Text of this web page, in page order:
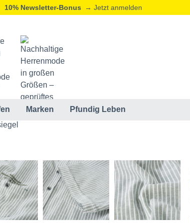
10% Newsletter-Bonus → Jetzt anmelden
Marken Pfundig Leben